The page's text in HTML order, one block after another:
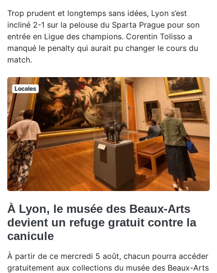
Trop prudent et longtemps sans idées, Lyon s’est
incliné 2-1 sur la pelouse du Sparta Prague pour son
entrée en Ligue des champions. Corentin Tolisso a
manqué le penalty qui aurait pu changer le cours du
match.
Locales
À Lyon, le musée des Beaux-Arts
devient un refuge gratuit contre la
canicule
À partir de ce mercredi 5 août, chacun pourra accéder
gratuitement aux collections du musée des Beaux-Arts